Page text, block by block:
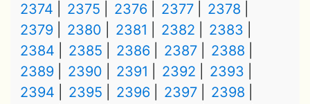
2374
2375 2376 2377
2378
2379
2380 2381 2382
2383
2384
2385 2386 2387
2388
2389
2390 2391 2392
2393
2394
2395 2396 2397
2398